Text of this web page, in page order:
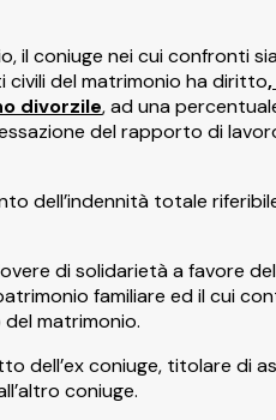
il coniuge nei cui confronti
civili del matrimonio ha diritto
divorzile, ad una
del rapporto di
dell’indennità totale
di solidarietà a favore
familiare ed il cui
matrimonio.
dell’ex coniuge, titolare di
coniuge.